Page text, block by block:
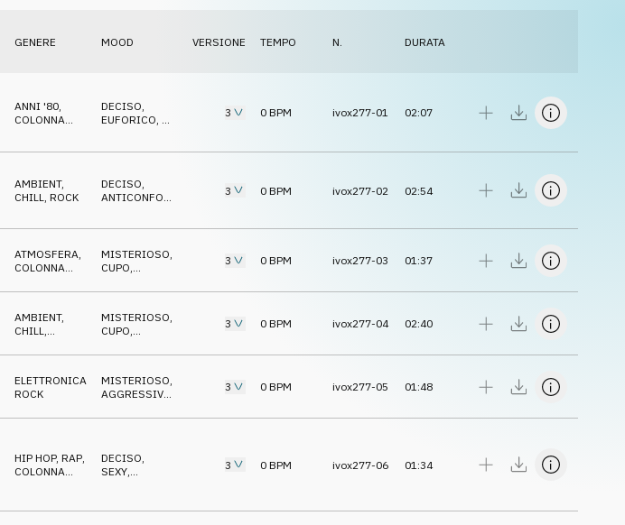
GENERE MOOD VERSIONE TEMPO N. DURATA
ANNI '80
COLONNA
DECISO
EUFORICO
3 0 BPM ivox277-01 02:07
AMBIENT,
CHILL, ROCK
DECISO,
ANTICONFORMISTA
3 0 BPM ivox277-02 02:54
ATMOSFERA
COLONNA
MISTERIOSO
CUPO
3 0 BPM ivox277-03 01:37
AMBIENT,
CHILL
SONORA
MISTERIOSO
CUPO
3 0 BPM ivox277-04 02:40
ELETTRONICA
ROCK
MISTERIOSO
AGGRESSIVO
3 0 BPM ivox277-05 01:48
HIP HOP, RAP,
COLONNA
DECISO,
SEXY,
3 0 BPM ivox277-06 01:34